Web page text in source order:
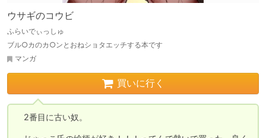
ウサギのコウビ
ふらいでぃっしゅ
ブル○カのカ○ンとおねショタエッチする本です
マンガ
買いに行く
2番目に古い奴。